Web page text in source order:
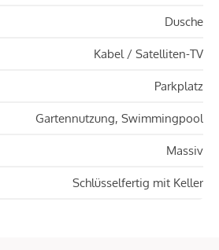
Dusche
Kabel / Satelliten-TV
Parkplatz
Gartennutzung, Swimmingpool
Massiv
Schlüsselfertig mit Keller